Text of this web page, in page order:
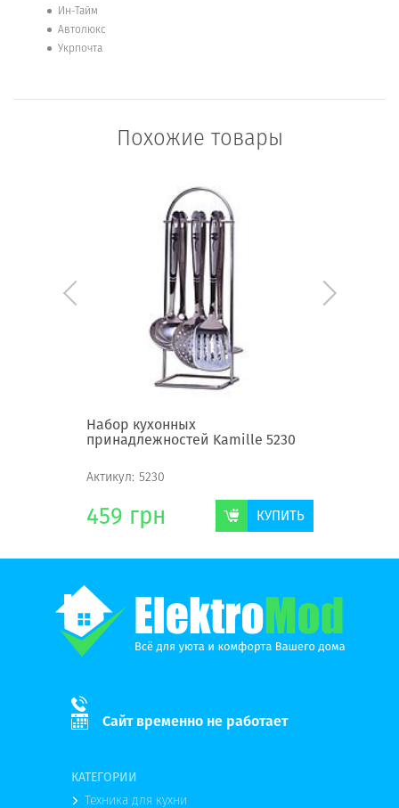
Ин-Тайм
Автолюкс
Укрпочта
Похожие товары
Набор кухонных
принадлежностей Kamille 5230
Актикул: 5230
459 грн КУПИТЬ
Сайт временно не работает
КАТЕГОРИИ
Техника для кухни